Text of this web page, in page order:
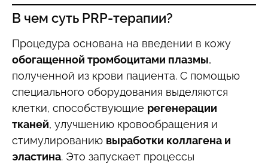
В чем суть PRP-терапии?
Процедура основана на введении в кожу
обогащенной тромбоцитами плазмы,
полученной из крови пациента. С помощью
специального оборудования выделяются
клетки, способствующие регенерации
тканей, улучшению кровообращения и
стимулированию выработки коллагена и
эластина. Это запускает процессы